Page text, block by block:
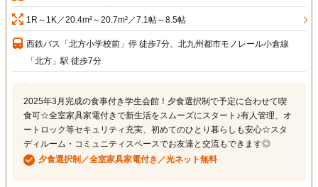
1R～1K／20.4m²～20.7m²／7.1帖～8.5帖
西鉄バス「北方小学校前」停 徒歩7分、北九州都市モノレール小倉線
「北方」駅 徒歩7分
2025年3月完成の食事付き学生会館！夕食選択制で予定に合わせて喫
食可☆全室家具家電付きで新生活をスムーズにスタート♪有人管理、オ
ートロック等セキュリティ充実、初めてのひとり暮らしも安心☆スタ
ディルーム・コミュニティスペースでお友達と交流もできます◎
夕食選択制／全室家具家電付き／光ネット無料